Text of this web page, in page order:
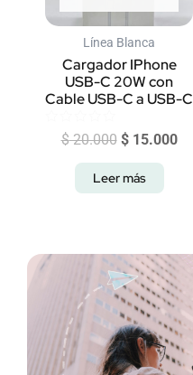
Línea Blanca
Cargador IPhone
USB-C 20W con
Cable USB-C a USB-C
Valorado
con
$20.000 $15.000
Leer más